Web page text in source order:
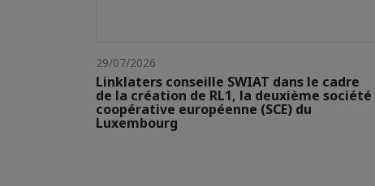
29/07/2026
Linklaters conseille SWIAT dans le cadre
de la création de RL1, la deuxième société
coopérative européenne (SCE) du
Luxembourg